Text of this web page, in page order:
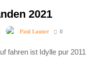
2021
Paul Launer 0
fahren ist Idylle pur 2011